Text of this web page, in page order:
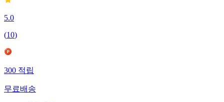
5.0
(10)
300 적립
무료배송